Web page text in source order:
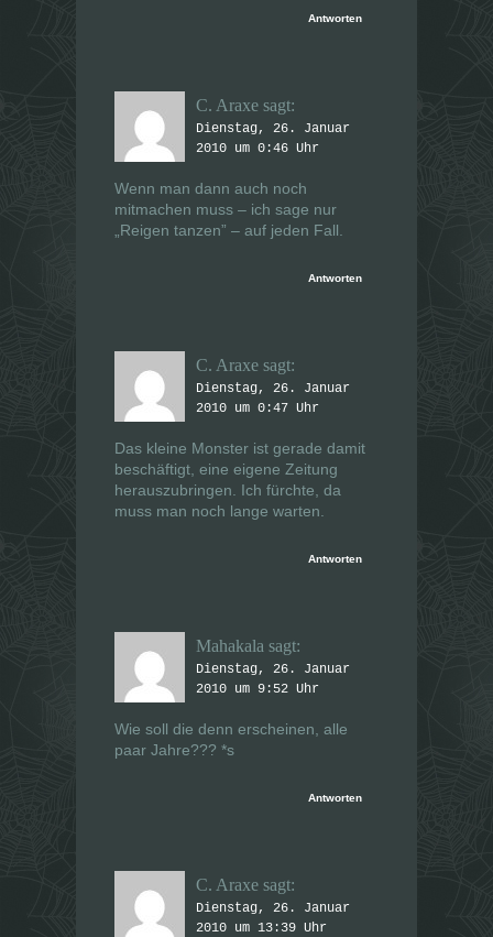
Antworten
C. Araxe sagt:
Dienstag, 26. Januar
2010 um 0:46 Uhr
Wenn man dann auch noch
mitmachen muss – ich sage nur
„Reigen tanzen” – auf jeden Fall.
Antworten
C. Araxe sagt:
Dienstag, 26. Januar
2010 um 0:47 Uhr
Das kleine Monster ist gerade damit
beschäftigt, eine eigene Zeitung
herauszubringen. Ich fürchte, da
muss man noch lange warten.
Antworten
Mahakala sagt:
Dienstag, 26. Januar
2010 um 9:52 Uhr
Wie soll die denn erscheinen, alle
paar Jahre??? *s
Antworten
C. Araxe sagt:
Dienstag, 26. Januar
2010 um 13:39 Uhr